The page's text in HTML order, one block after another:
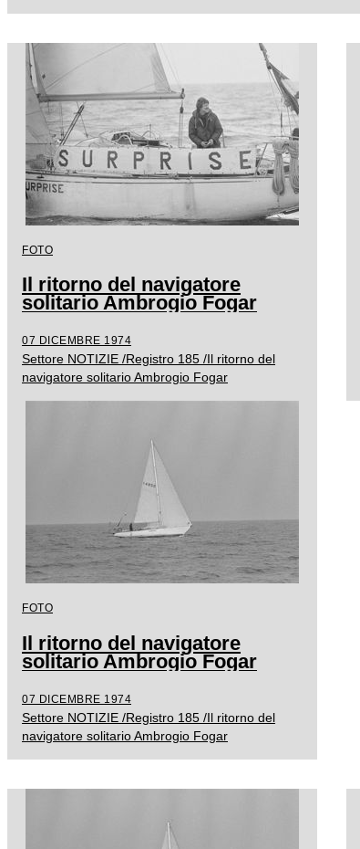
FOTO
Il ritorno del navigatore
solitario Ambrogio Fogar
07 DICEMBRE 1974
Settore NOTIZIE /Registro 185 /Il ritorno del
navigatore solitario Ambrogio Fogar
FOTO
Il ritorno del navigatore
solitario Ambrogio Fogar
07 DICEMBRE 1974
Settore NOTIZIE /Registro 185 /Il ritorno del
navigatore solitario Ambrogio Fogar